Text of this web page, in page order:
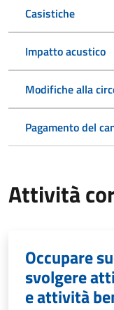
Casistiche
Impatto acustico
Modifiche alla
Pagamento del
Attività
Occupare
svolgere
e attività